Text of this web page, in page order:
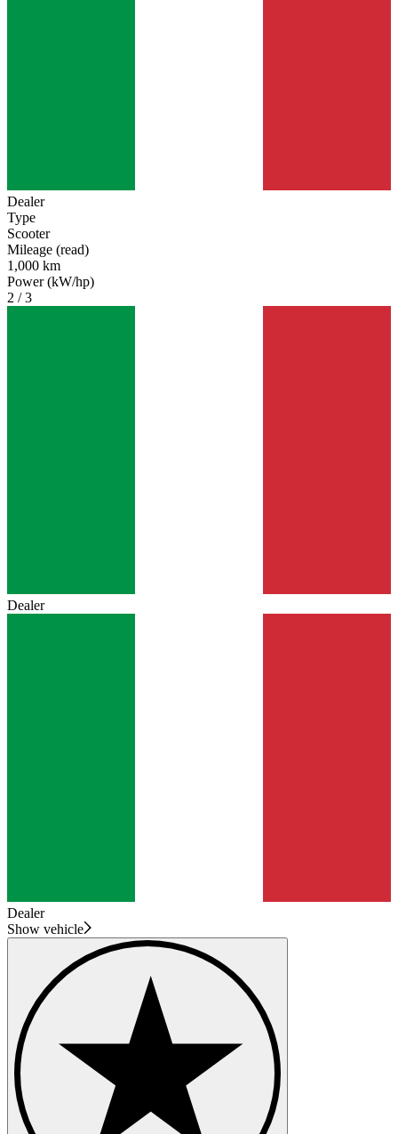
Dealer
Type
Scooter
Mileage (read)
1,000 km
Power (kW/hp)
2 / 3
Dealer
Dealer
Show vehicle